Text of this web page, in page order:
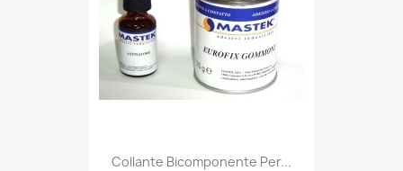
Collante Bicomponente Per...